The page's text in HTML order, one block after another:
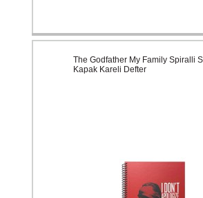
The Godfather My Family Spiralli
Kapak Kareli Defter